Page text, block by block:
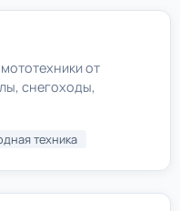
от
снегоходы,
техника